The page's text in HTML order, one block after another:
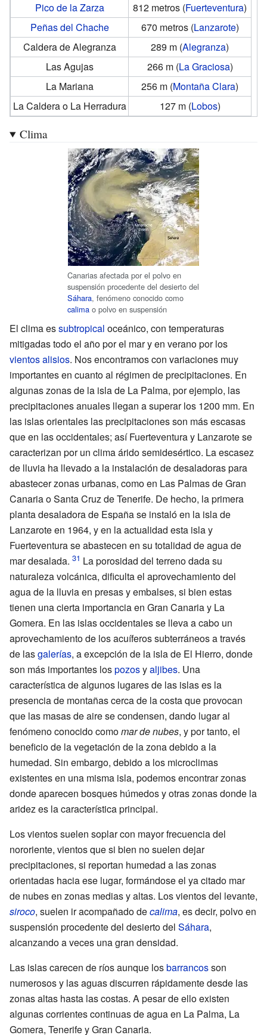
Pico de la Zarza
812 metros (Fuerteventura)
Peñas del Chache
670 metros (Lanzarote)
Caldera de Alegranza
289 m (Alegranza)
Las Agujas
266 m (La Graciosa)
La Mariana
256 m (Montaña Clara)
La Caldera o La Herradura
127 m (Lobos)
Clima
Canarias afectada por el polvo en
suspensión procedente del desierto del
Sáhara, fenómeno conocido como
calima o polvo en suspensión
El clima essubtropical oceánico, con temperaturas
mitigadas todo el año por el mar y en verano por los
vientos alisios. Nos encontramos con variaciones muy
importantes en cuanto al régimen de precipitaciones. En
algunas zonas de la isla de La Palma, por ejemplo, las
precipitaciones anuales llegan a superar los 1200 mm. En
las islas orientales las precipitaciones son más escasas
que en las occidentales; así Fuerteventura y Lanzarote se
caracterizan por un clima árido semidesértico. La escasez
de lluvia ha llevado a la instalación de desaladoras para
abastecer zonas urbanas, como en Las Palmas de Gran
Canaria o Santa Cruz de Tenerife. De hecho, la primera
planta desaladora de España se instaló en la isla de
Lanzarote en 1964, y en la actualidad esta isla y
Fuerteventura se abastecen en su totalidad de agua de
mar desalada.
La porosidad del terreno dada su
naturaleza volcánica, dificulta el aprovechamiento del
agua de la lluvia en presas y embalses, si bien estas
tienen una cierta importancia en Gran Canaria y La
Gomera. En las islas occidentales se lleva a cabo un
aprovechamiento de los acuíferos subterráneos a través
de lasgalerías, a excepción de la isla de El Hierro, donde
son más importantes lospozosyaljibes. Una
característica de algunos lugares de las islas es la
presencia de montañas cerca de la costa que provocan
que las masas de aire se condensen, dando lugar al
fenómeno conocido comomar de nubes, y por tanto, el
beneficio de la vegetación de la zona debido a la
humedad. Sin embargo, debido a los microclimas
existentes en una misma isla, podemos encontrar zonas
donde aparecen bosques húmedos y otras zonas donde la
aridez es la característica principal.
Los vientos suelen soplar con mayor frecuencia del
nororiente, vientos que si bien no suelen dejar
precipitaciones, si reportan humedad a las zonas
orientadas hacia ese lugar, formándose el ya citado mar
de nubes en zonas medias y altas. Los vientos del levante,
siroco, suelen ir acompañado decalima, es decir, polvo en
suspensión procedente del desierto del Sáhara,
alcanzando a veces una gran densidad.
Las islas carecen de ríos aunque losbarrancosson
numerosos y las aguas discurren rápidamente desde las
zonas altas hasta las costas. A pesar de ello existen
algunas corrientes continuas de agua en La Palma, La
Gomera, Tenerife y Gran Canaria.